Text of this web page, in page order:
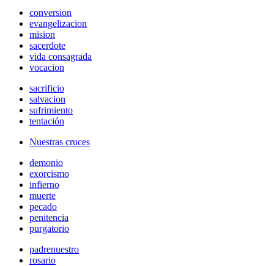
conversion
evangelizacion
mision
sacerdote
vida consagrada
vocacion
sacrificio
salvacion
sufrimiento
tentación
Nuestras cruces
demonio
exorcismo
infierno
muerte
pecado
penitencia
purgatorio
padrenuestro
rosario